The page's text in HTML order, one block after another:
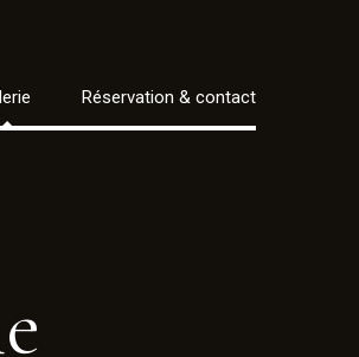
Réservation & contact